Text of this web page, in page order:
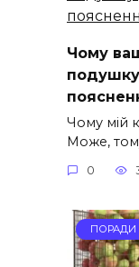
Чому
Чому мій
Може,
0
ПОРАДИ